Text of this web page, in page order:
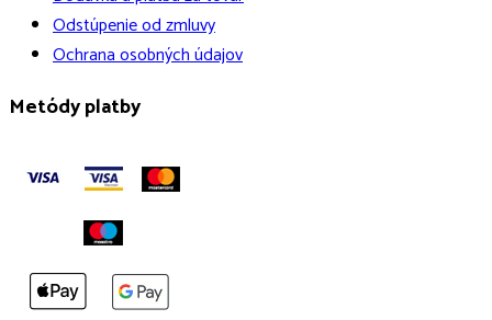
Odstúpenie od zmluvy
Ochrana osobných údajov
Metódy platby